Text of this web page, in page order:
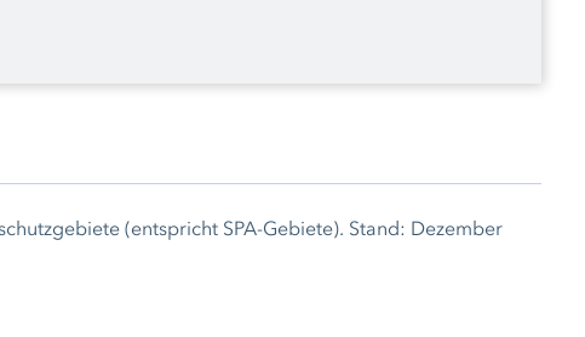
(entspricht SPA-Gebiete). Stand: Dezember